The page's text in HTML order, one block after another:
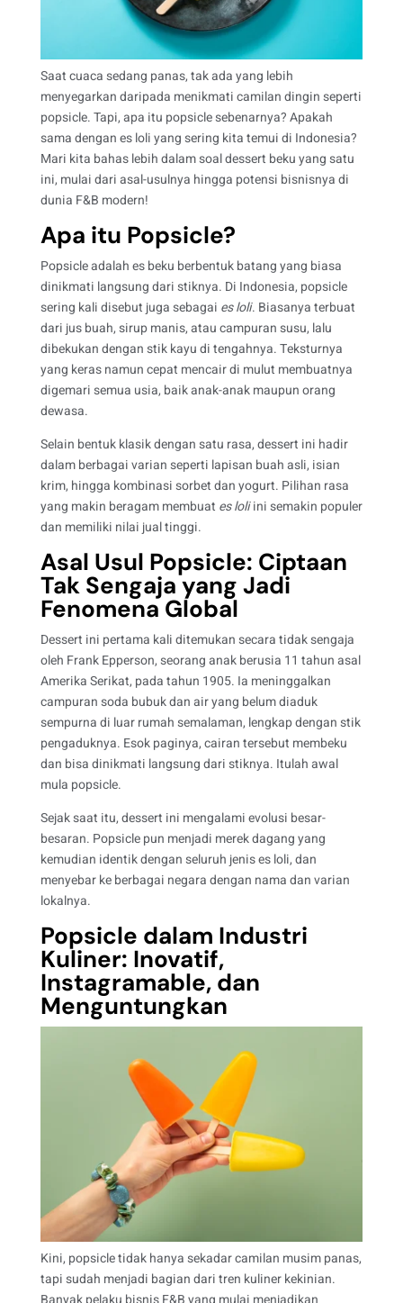
Saat cuaca sedang panas, tak ada yang lebih
menyegarkan daripada menikmati camilan dingin seperti
popsicle. Tapi, apa itu popsicle sebenarnya? Apakah
sama dengan es loli yang sering kita temui di Indonesia?
Mari kita bahas lebih dalam soal dessert beku yang satu
ini, mulai dari asal-usulnya hingga potensi bisnisnya di
dunia F&B modern!
Apa itu Popsicle?
Popsicle adalah es beku berbentuk batang yang biasa
dinikmati langsung dari stiknya. Di Indonesia, popsicle
sering kali disebut juga sebagai es loli. Biasanya terbuat
dari jus buah, sirup manis, atau campuran susu, lalu
dibekukan dengan stik kayu di tengahnya. Teksturnya
yang keras namun cepat mencair di mulut membuatnya
digemari semua usia, baik anak-anak maupun orang
dewasa.
Selain bentuk klasik dengan satu rasa, dessert ini hadir
dalam berbagai varian seperti lapisan buah asli, isian
krim, hingga kombinasi sorbet dan yogurt. Pilihan rasa
yang makin beragam membuat es loliini semakin populer
dan memiliki nilai jual tinggi.
Asal Usul Popsicle: Ciptaan
Tak Sengaja yang Jadi
Fenomena Global
Dessert ini pertama kali ditemukan secara tidak sengaja
oleh Frank Epperson, seorang anak berusia 11 tahun asal
Amerika Serikat, pada tahun 1905. Ia meninggalkan
campuran soda bubuk dan air yang belum diaduk
sempurna di luar rumah semalaman, lengkap dengan stik
pengaduknya. Esok paginya, cairan tersebut membeku
dan bisa dinikmati langsung dari stiknya. Itulah awal
mula popsicle.
Sejak saat itu, dessert ini mengalami evolusi besar-
besaran. Popsicle pun menjadi merek dagang yang
kemudian identik dengan seluruh jenis es loli, dan
menyebar ke berbagai negara dengan nama dan varian
lokalnya.
Popsicle dalam Industri
Kuliner: Inovatif,
Instagramable, dan
Menguntungkan
Kini, popsicle tidak hanya sekadar camilan musim panas,
tapi sudah menjadi bagian dari tren kuliner kekinian.